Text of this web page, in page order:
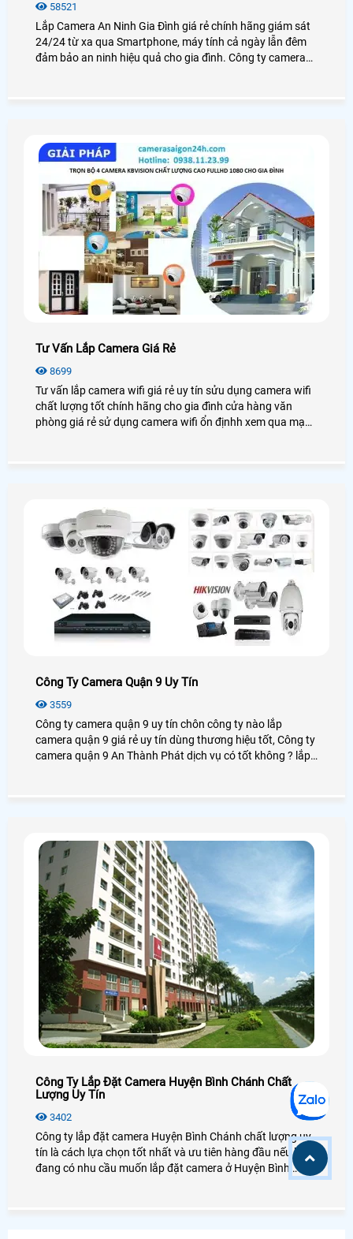
58521
Lắp Camera An Ninh Gia Đình giá rẻ chính hãng giám sát
24/24 từ xa qua Smartphone, máy tính cả ngày lẫn đêm
đảm bảo an ninh hiệu quả cho gia đình. Công ty camera
Tư Vấn Lắp Camera Giá Rẻ
8699
Tư vấn lắp camera wifi giá rẻ uy tín sửu dụng camera wifi
chất lượng tốt chính hãng cho gia đình cửa hàng văn
phòng giá rẻ sử dụng camera wifi ổn địnhh xem qua mạng
Công Ty Camera Quận 9 Uy Tín
3559
Công ty camera quận 9 uy tín chôn công ty nào lắp
camera quận 9 giá rẻ uy tín dùng thương hiệu tốt, Công ty
camera quận 9 An Thành Phát dịch vụ có tốt không ? lắp
Công Ty Lắp Đặt Camera Huyện Bình Chánh Chất
Lượng Uy Tín
3402
Công ty lắp đặt camera Huyện Bình Chánh chất lượng uy
tín là cách lựa chọn tốt nhất và ưu tiên hàng đầu nếu bạn
đang có nhu cầu muốn lắp đặt camera ở Huyện Bình
Chánh, lựa chọn camera chất lượng, hãng camera uy tín ở